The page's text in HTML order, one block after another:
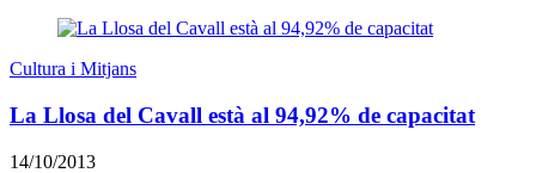
Cultura i Mitjans
La Llosa del Cavall està al 94,92% de capacitat
14/10/2013